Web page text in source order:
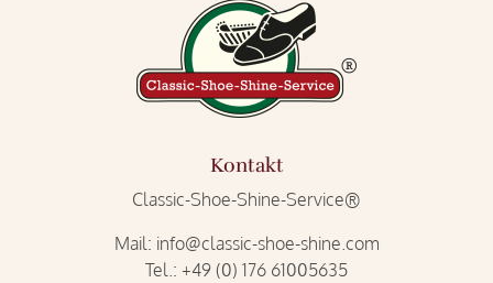
Kontakt
Classic-Shoe-Shine-Service®
Mail: info@classic-shoe-shine.com
Tel.: +49 (0) 176 61005635